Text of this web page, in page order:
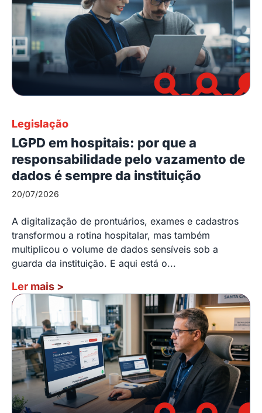
Legislação
LGPD em hospitais: por que a
responsabilidade pelo vazamento de
dados é sempre da instituição
20/07/2026
A digitalização de prontuários, exames e cadastros
transformou a rotina hospitalar, mas também
multiplicou o volume de dados sensíveis sob a
guarda da instituição. E aqui está o...
Ler mais >